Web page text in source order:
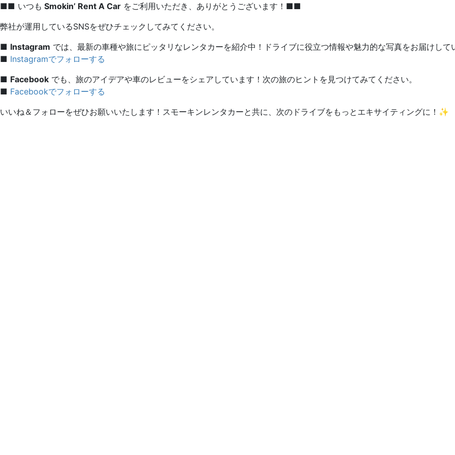
■■ いつも Smokin’ Rent A Car をご利用いただき、ありがとうございます！■■
弊社が運用しているSNSをぜひチェックしてみてください。
■ Instagram では、最新の車種や旅にピッタリなレンタカーを紹介中！ドライブに役立つ情報や魅力的な写真をお届けして
■ Instagramでフォローする
■ Facebook でも、旅のアイデアや車のレビューをシェアしています！次の旅のヒントを見つけてみてください。
■ Facebookでフォローする
いいね＆フォローをぜひお願いいたします！スモーキンレンタカーと共に、次のドライブをもっとエキサイティングに！✨